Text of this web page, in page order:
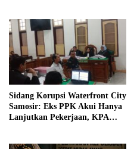
Sidang Korupsi Waterfront City
Samosir: Eks PPK Akui Hanya
Lanjutkan Pekerjaan, KPA